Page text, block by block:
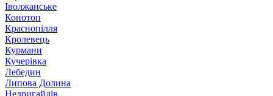
Іволжанське
Конотоп
Краснопілля
Кролевець
Курмани
Кучерівка
Лебедин
Липова Долина
Недригайлів